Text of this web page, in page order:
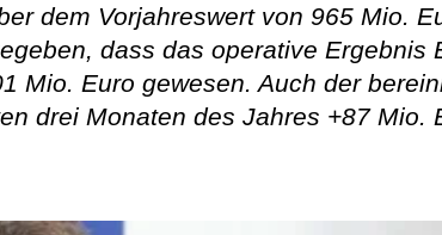
dem Vorjahreswert von 965 Mio.
dass das operative Ergebnis
Mio. Euro gewesen. Auch der
drei Monaten des Jahres +87 Mio.